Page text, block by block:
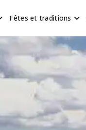
Fêtes et traditions